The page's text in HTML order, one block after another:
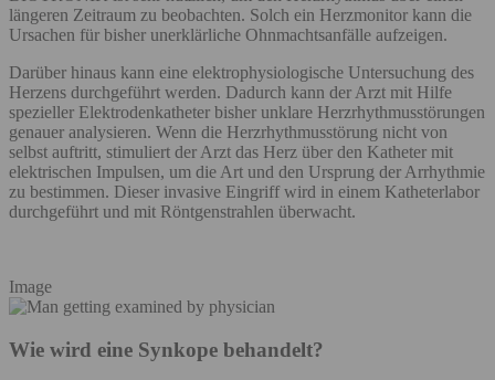
längeren Zeitraum zu beobachten. Solch ein Herzmonitor kann die
Ursachen für bisher unerklärliche Ohnmachtsanfälle aufzeigen.
Darüber hinaus kann eine elektrophysiologische Untersuchung des
Herzens durchgeführt werden. Dadurch kann der Arzt mit Hilfe
spezieller Elektrodenkatheter bisher unklare Herzrhythmusstörungen
genauer analysieren. Wenn die Herzrhythmusstörung nicht von
selbst auftritt, stimuliert der Arzt das Herz über den Katheter mit
elektrischen Impulsen, um die Art und den Ursprung der Arrhythmie
zu bestimmen. Dieser invasive Eingriff wird in einem Katheterlabor
durchgeführt und mit Röntgenstrahlen überwacht.
Image
Wie wird eine Synkope behandelt?